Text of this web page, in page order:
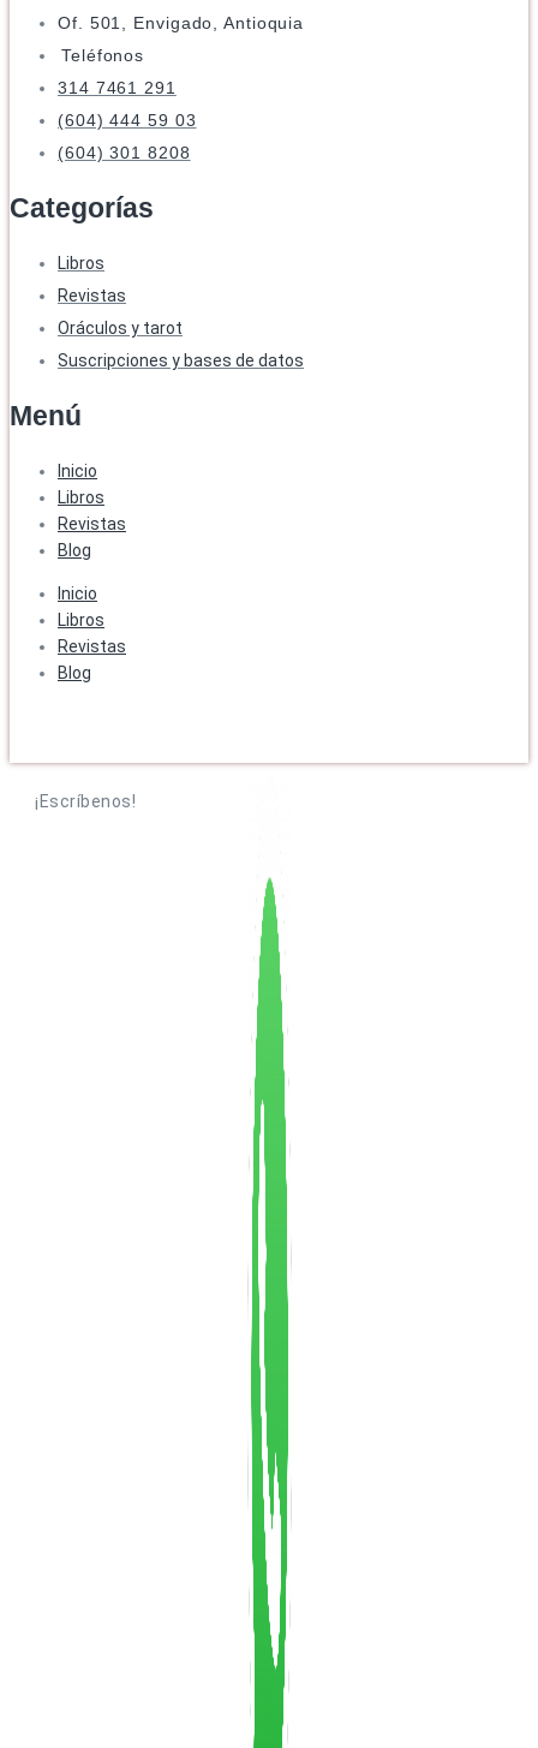
Of. 501, Envigado, Antioquia
Teléfonos
314 7461 291
(604) 444 59 03
(604) 301 8208
Categorías
Libros
Revistas
Oráculos y tarot
Suscripciones y bases de datos
Menú
Inicio
Libros
Revistas
Blog
Inicio
Libros
Revistas
Blog
¡Escríbenos!